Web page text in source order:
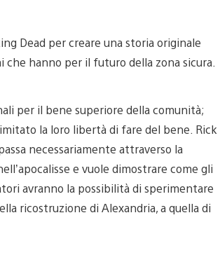
Dead per creare una storia originale
che hanno per il futuro della zona sicura.
per il bene superiore della comunità;
la loro libertà di fare del bene. Rick
necessariamente attraverso la
e vuole dimostrare come gli
avranno la possibilità di sperimentare
ricostruzione di Alexandria, a quella di